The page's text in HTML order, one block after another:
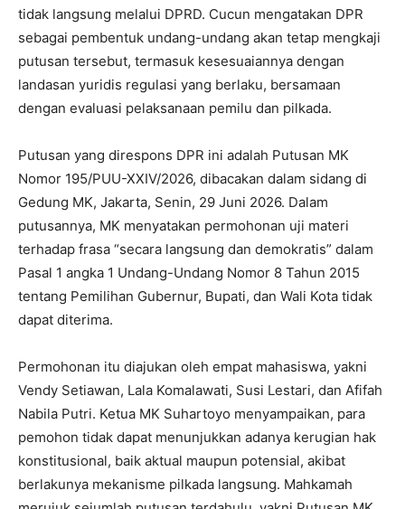
tidak langsung melalui DPRD. Cucun mengatakan DPR
sebagai pembentuk undang-undang akan tetap mengkaji
putusan tersebut, termasuk kesesuaiannya dengan
landasan yuridis regulasi yang berlaku, bersamaan
dengan evaluasi pelaksanaan pemilu dan pilkada.
Putusan yang direspons DPR ini adalah Putusan MK
Nomor 195/PUU-XXIV/2026, dibacakan dalam sidang di
Gedung MK, Jakarta, Senin, 29 Juni 2026. Dalam
putusannya, MK menyatakan permohonan uji materi
terhadap frasa “secara langsung dan demokratis” dalam
Pasal 1 angka 1 Undang-Undang Nomor 8 Tahun 2015
tentang Pemilihan Gubernur, Bupati, dan Wali Kota tidak
dapat diterima.
Permohonan itu diajukan oleh empat mahasiswa, yakni
Vendy Setiawan, Lala Komalawati, Susi Lestari, dan Afifah
Nabila Putri. Ketua MK Suhartoyo menyampaikan, para
pemohon tidak dapat menunjukkan adanya kerugian hak
konstitusional, baik aktual maupun potensial, akibat
berlakunya mekanisme pilkada langsung. Mahkamah